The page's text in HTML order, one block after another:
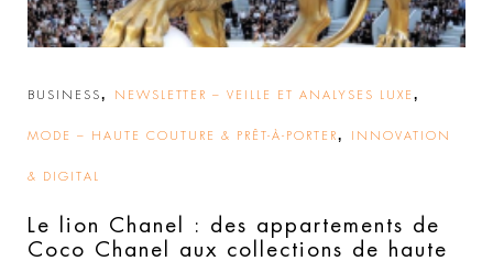
BUSINESS, NEWSLETTER – VEILLE ET ANALYSES LUXE ,
MODE – HAUTE COUTURE & PRÊT-À-PORTER, INNOVATION
& DIGITAL
Le lion Chanel : des appartements de
Coco Chanel aux collections de haute